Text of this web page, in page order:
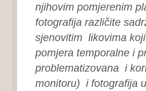
njihovim pomjerenim
fotografija različite
sjenovitim likovima
pomjera temporalne i
problematizovana i
monitoru) i fotografija